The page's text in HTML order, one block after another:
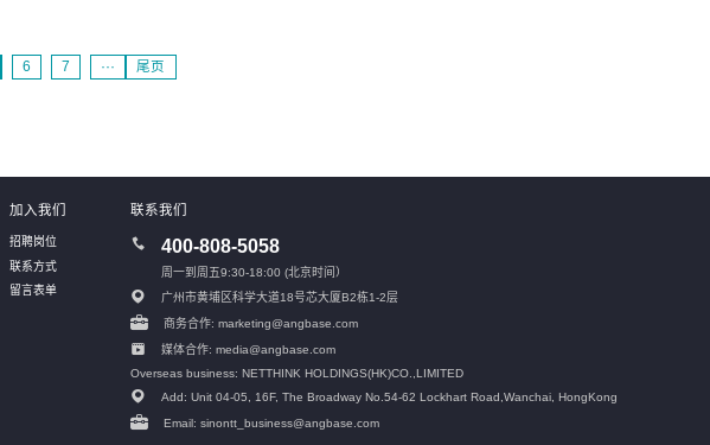
6 7 ··· 尾页
加入我们
招聘岗位
联系方式
留言表单
联系我们
400-808-5058
周一到周五9:30-18:00 (北京时间）
广州市黄埔区科学大道18号芯大厦B2栋1-2层
商务合作: marketing@angbase.com
媒体合作: media@angbase.com
Overseas business: NETTHINK HOLDINGS(HK)CO.,LIMITED
Add: Unit 04-05, 16F, The Broadway No.54-62 Lockhart Road, Wanchai, HongKong
Email: sinontt_business@angbase.com